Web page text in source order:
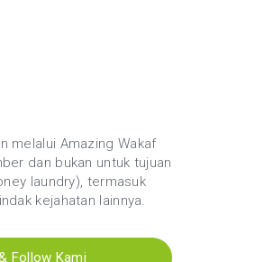
melalui Amazing Wakaf
dan bukan untuk tujuan
laundry), termasuk
kejahatan lainnya.
Follow Kami